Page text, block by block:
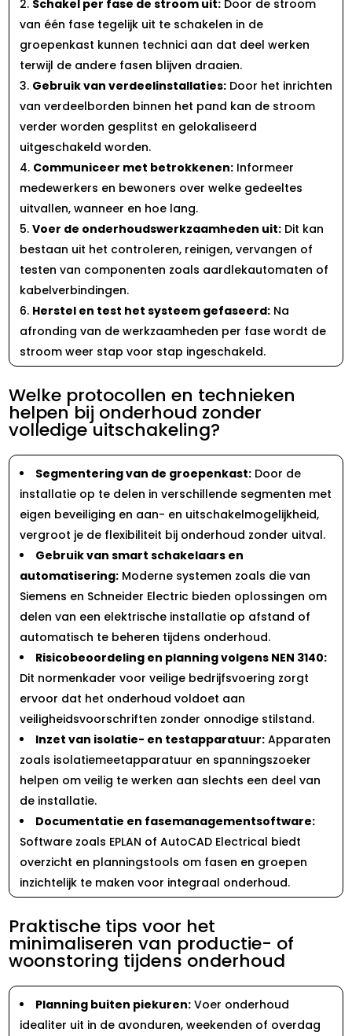
Schakel per fase de stroom uit: Door de stroom
van één fase tegelijk uit te schakelen in de
groepenkast kunnen technici aan dat deel werken
terwijl de andere fasen blijven draaien.​
Gebruik van verdeelinstallaties: Door het inrichten
van verdeelborden binnen het pand kan de stroom
verder worden gesplitst en gelokaliseerd
uitgeschakeld worden.​
Communiceer met betrokkenen: Informeer
medewerkers en bewoners over welke gedeeltes
uitvallen, wanneer en hoe lang.​
Voer de onderhoudswerkzaamheden uit: Dit kan
bestaan uit het controleren, reinigen, vervangen of
testen van componenten zoals aardlekautomaten of
kabelverbindingen.​
Herstel en test het systeem gefaseerd: Na
afronding van de werkzaamheden per fase wordt de
stroom weer stap voor stap ingeschakeld.​
Welke protocollen en technieken
helpen bij onderhoud zonder
volledige uitschakeling?
Segmentering van de groepenkast: Door de
installatie op te delen in verschillende segmenten met
eigen beveiliging en aan- en uitschakelmogelijkheid,
vergroot je de flexibiliteit bij onderhoud zonder uitval.​
Gebruik van smart schakelaars en
automatisering: Moderne systemen zoals die van
Siemens en Schneider Electric bieden oplossingen om
delen van een elektrische installatie op afstand of
automatisch te beheren tijdens onderhoud.​
Risicobeoordeling en planning volgens NEN 3140:
Dit normenkader voor veilige bedrijfsvoering zorgt
ervoor dat het onderhoud voldoet aan
veiligheidsvoorschriften zonder onnodige stilstand.​
Inzet van isolatie- en testapparatuur: Apparaten
zoals isolatiemeetapparatuur en spanningszoeker
helpen om veilig te werken aan slechts een deel van
de installatie.​
Documentatie en fasemanagementsoftware:
Software zoals EPLAN of AutoCAD Electrical biedt
overzicht en planningstools om fasen en groepen
inzichtelijk te maken voor integraal onderhoud.​
Praktische tips voor het
minimaliseren van productie- of
woonstoring tijdens onderhoud
Planning buiten piekuren: Voer onderhoud
idealiter uit in de avonduren, weekenden of overdag